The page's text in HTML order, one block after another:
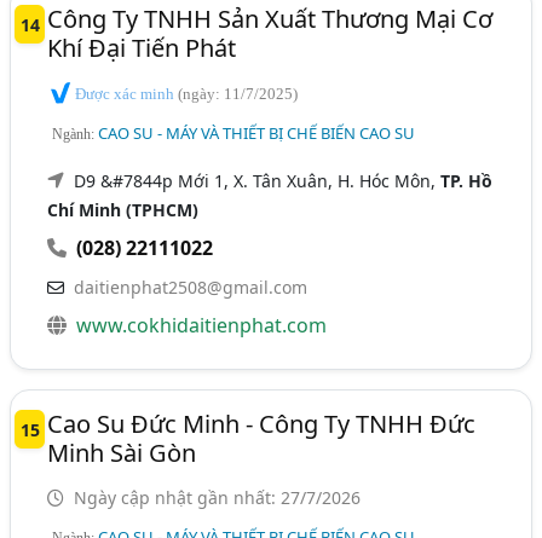
14 Công Ty TNHH Sản Xuất Thương Mại Cơ
Khí Đại Tiến Phát
Được xác minh(ngày: 11/7/2025)
Ngành:CAO SU - MÁY VÀ THIẾT BỊ CHẾ BIẾN CAO SU
D9 &#7844p Mới 1, X. Tân Xuân, H. Hóc Môn,TP. Hồ
Chí Minh (TPHCM)
(028) 22111022
daitienphat2508@gmail.com
www.cokhidaitienphat.com
15 Cao Su Đức Minh - Công Ty TNHH Đức
Minh Sài Gòn
Ngày cập nhật gần nhất: 27/7/2026